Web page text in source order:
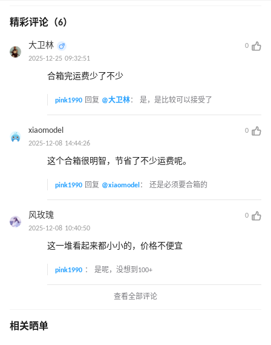
精彩评论（6）
大卫林
0
2025-12-25 09:32:51
合箱完运费少了不少
pink1990 回复 @大卫林： 是，是比较可以接受了
xiaomodel
0
2025-12-08 14:44:26
这个合箱很明智，节省了不少运费呢。
pink1990 回复 @xiaomodel ： 还是必须要合箱的
风玫瑰
0
2025-12-08 10:40:50
这一堆看起来都小小的，价格不便宜
pink1990 ： 是呢，没想到100+
查看全部评论
相关晒单